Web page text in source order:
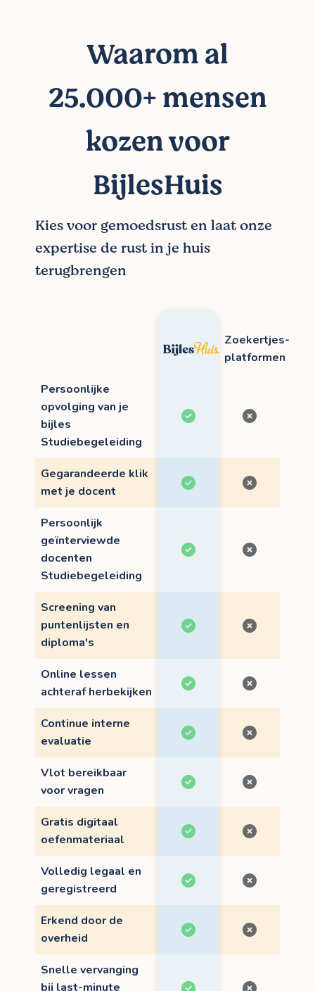
Waarom al
25.000+ mensen
kozen voor
BijlesHuis
Kies voor gemoedsrust en laat onze
expertise de rust in je huis
terugbrengen
Zoekertjes-
platformen
Persoonlijke
opvolging van je
bijles
Studiebegeleiding
Gegarandeerde klik
met je docent
Persoonlijk
geïnterviewde
docenten
Studiebegeleiding
Screening van
puntenlijsten en
diploma's
Online lessen
achteraf herbekijken
Continue interne
evaluatie
Vlot bereikbaar
voor vragen
Gratis digitaal
oefenmateriaal
Volledig legaal en
geregistreerd
Erkend door de
overheid
Snelle vervanging
bij last-minute